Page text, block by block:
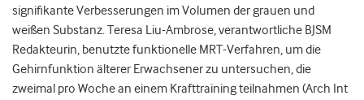
signifikante Verbesserungen im Volumen der grauen und
weißen Substanz. Teresa Liu-Ambrose, verantwortliche BJSM
Redakteurin, benutzte funktionelle MRT-Verfahren, um die
Gehirnfunktion älterer Erwachsener zu untersuchen, die
zweimal pro Woche an einem Krafttraining teilnahmen (Arch Int